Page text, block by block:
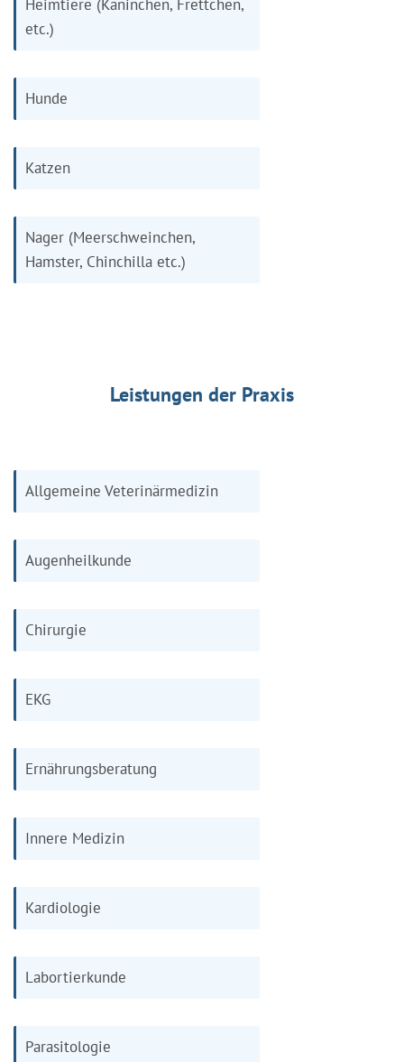
Heimtiere (Kaninchen, Frettchen,
etc.)
Hunde
Katzen
Nager (Meerschweinchen,
Hamster, Chinchilla etc.)
Leistungen der Praxis
Allgemeine Veterinärmedizin
Augenheilkunde
Chirurgie
EKG
Ernährungsberatung
Innere Medizin
Kardiologie
Labortierkunde
Parasitologie